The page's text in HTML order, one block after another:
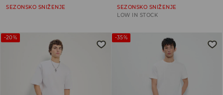
SEZONSKO SNIŽENJE
SEZONSKO SNIŽENJE
LOW IN STOCK
-20% -35%